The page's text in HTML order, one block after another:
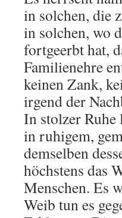
in solchen, die
in solchen, wo
fortgeerbt hat,
Familienehre
keinen Zank,
irgend der
In stolzer Ruhe
in ruhigem,
demselben
höchstens das
Menschen. Es
Weib tun es